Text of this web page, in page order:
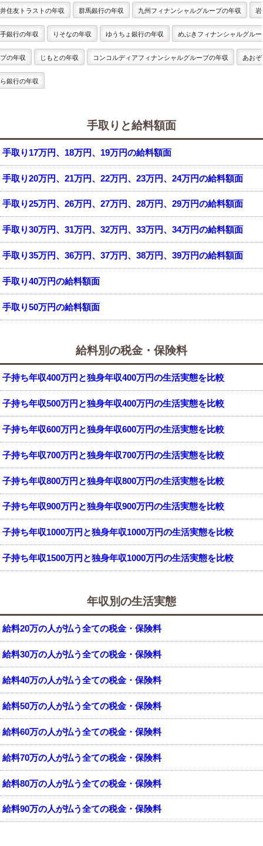
井住友トラストの年収 群馬銀行の年収 九州フィナンシャルグループの年収 岩
手銀行の年収 りそなの年収 ゆうちょ銀行の年収 めぶきフィナンシャルグルー
プの年収 じもとの年収 コンコルディアフィナンシャルグループの年収 あおぞ
ら銀行の年収
手取りと給料額面
手取り17万円、18万円、19万円の給料額面
手取り20万円、21万円、22万円、23万円、24万円の給料額面
手取り25万円、26万円、27万円、28万円、29万円の給料額面
手取り30万円、31万円、32万円、33万円、34万円の給料額面
手取り35万円、36万円、37万円、38万円、39万円の給料額面
手取り40万円の給料額面
手取り50万円の給料額面
給料別の税金・保険料
子持ち年収400万円と独身年収400万円の生活実態を比較
子持ち年収500万円と独身年収400万円の生活実態を比較
子持ち年収600万円と独身年収600万円の生活実態を比較
子持ち年収700万円と独身年収700万円の生活実態を比較
子持ち年収800万円と独身年収800万円の生活実態を比較
子持ち年収900万円と独身年収900万円の生活実態を比較
子持ち年収1000万円と独身年収1000万円の生活実態を比較
子持ち年収1500万円と独身年収1000万円の生活実態を比較
年収別の生活実態
給料20万の人が払う全ての税金・保険料
給料30万の人が払う全ての税金・保険料
給料40万の人が払う全ての税金・保険料
給料50万の人が払う全ての税金・保険料
給料60万の人が払う全ての税金・保険料
給料70万の人が払う全ての税金・保険料
給料80万の人が払う全ての税金・保険料
給料90万の人が払う全ての税金・保険料